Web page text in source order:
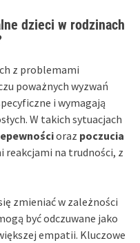
dzieci w rodzinach
z problemami
poważnych wyzwań
i wymagają
W takich sytuacjach
oraz poczucia
reakcjami na trudności, z
zmieniać w zależności
być odczuwane jako
empatii. Kluczowe